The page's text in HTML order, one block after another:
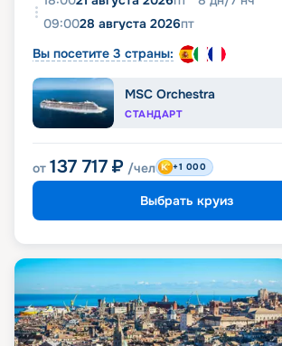
09:0028 августа 2026пт
Вы посетите 3 страны:
MSC Orchestra
СТАНДАРТ
от 137 717 ₽ /чел +1 000
Выбрать круиз